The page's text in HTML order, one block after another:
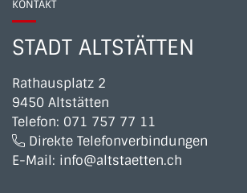
KONTAKT
STADT ALTSTÄTTEN
Rathausplatz 2
9450 Altstätten
Telefon: 071 757 77 11
Direkte Telefonverbindungen
E-Mail: info@altstaetten.ch